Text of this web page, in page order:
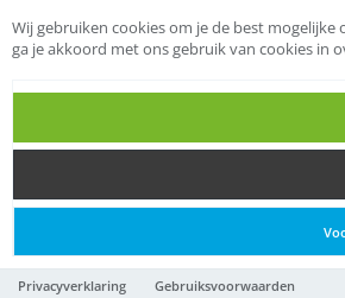
Wij gebruiken cookies om je de best
ga je akkoord met ons gebruik van cookies in
Privacyverklaring Gebruiksvoorwaarden
Startpagina
Hamers
Kloofhamers
Kloofhamers
Kloofhamers
Polet